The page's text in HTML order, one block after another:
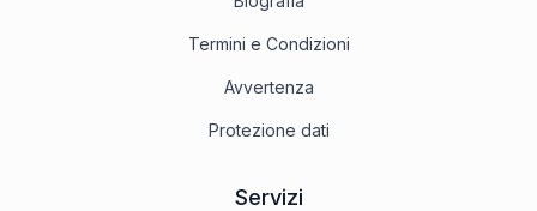
Termini e Condizioni
Avvertenza
Protezione dati
Servizi